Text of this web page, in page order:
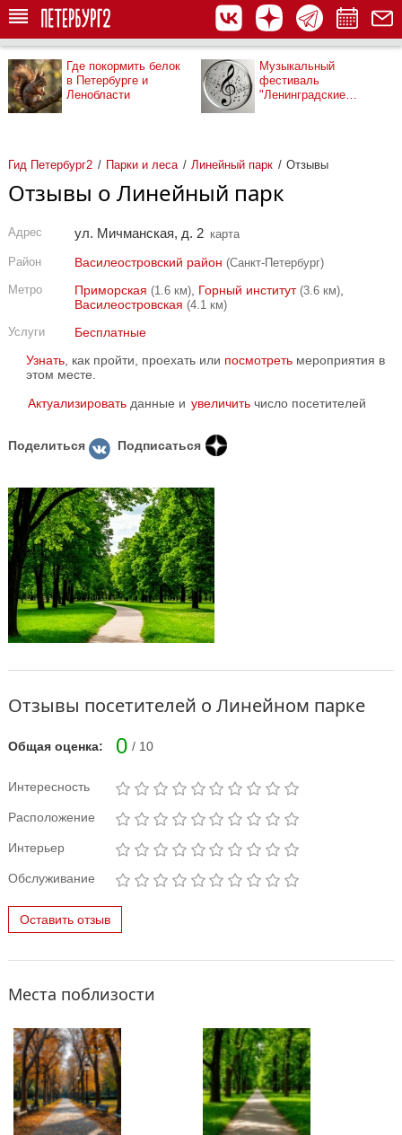
Где покормить белок
в Петербурге и
Ленобласти
Музыкальный
фестиваль
"Ленинградские
Гид Петербург2 Парки и леса Линейный парк Отзывы
Отзывы о Линейный парк
Адрес ул. Мичманская, д. 2 карта
Район Василеостровский район (Санкт-Петербург)
Метро
Приморская (1.6 км), Горный институт (3.6 км),
Василеостровская (4.1 км)
Услуги
Бесплатные
Узнать , как пройти, проехать или посмотреть мероприятия в
этом месте.
Актуализировать данные и увеличить число посетителей
Поделиться Подписаться
Отзывы посетителей о Линейном парке
Общая оценка: 0 / 10
Интересность
Расположение
Интерьер
Обслуживание
Оставить отзыв
Места поблизости